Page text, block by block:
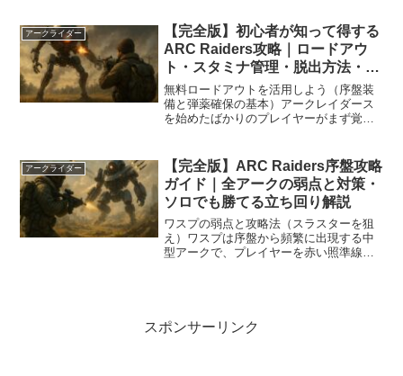
「2発撃っても弾薬消費が1発扱い」とい
う仕様が確認されてお...
アークライダー
【完全版】初心者が知って得する
ARC Raiders攻略｜ロードアウ
ト・スタミナ管理・脱出方法・ス
キル強化まで徹底解説
無料ロードアウトを活用しよう（序盤装
備と弾薬確保の基本）アークレイダース
を始めたばかりのプレイヤーがまず覚え
ら選択することで利用でき、ランダムな
武器とそれに対応する弾薬...
アークライダー
【完全版】ARC Raiders序盤攻略
ガイド｜全アークの弱点と対策・
ソロでも勝てる立ち回り解説
ワスプの弱点と攻略法（スラスターを狙
え）ワスプは序盤から頻繁に出現する中
型アークで、プレイヤーを赤い照準線で
スポンサーリンク